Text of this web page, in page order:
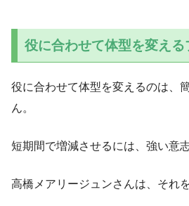
役に合わせて体型を変える
役に合わせて体型を変えるのは、
ん。
短期間で増減させるには、強い意
高橋メアリージュンさんは、それ